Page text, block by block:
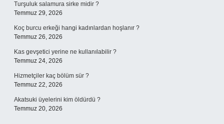
Turşuluk salamura sirke midir ?
Temmuz 29, 2026
Koç burcu erkeği hangi kadınlardan hoşlanır ?
Temmuz 26, 2026
Kas gevşetici yerine ne kullanılabilir ?
Temmuz 24, 2026
Hizmetçiler kaç bölüm sür ?
Temmuz 22, 2026
Akatsuki üyelerini kim öldürdü ?
Temmuz 20, 2026